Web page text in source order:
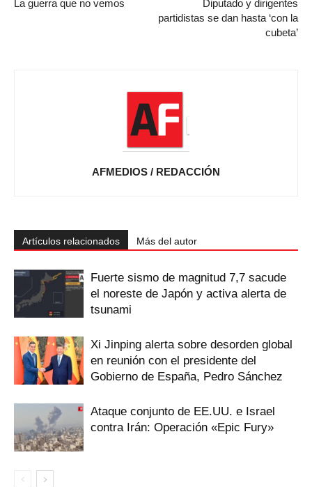
La guerra que no vemos
Diputado y dirigentes
partidistas se dan hasta ‘con la
cubeta’
AFMEDIOS / REDACCIÓN
Artículos relacionados Más del autor
Fuerte sismo de magnitud 7,7 sacude
el noreste de Japón y activa alerta de
tsunami
Xi Jinping alerta sobre desorden global
en reunión con el presidente del
Gobierno de España, Pedro Sánchez
Ataque conjunto de EE.UU. e Israel
contra Irán: Operación «Epic Fury»